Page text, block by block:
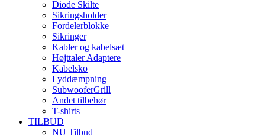
Diode Skilte
Sikringsholder
Fordelerblokke
Sikringer
Kabler og kabelsæt
Højttaler Adaptere
Kabelsko
Lyddæmpning
SubwooferGrill
Andet tilbehør
T-shirts
TILBUD
NU Tilbud